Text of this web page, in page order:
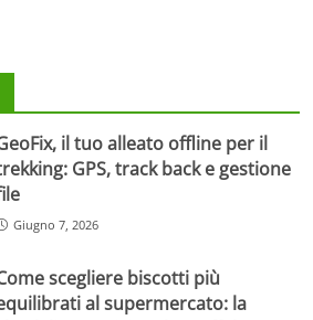
il tuo alleato offline per il
GPS, track back e gestione
Giugno 7, 2026
scegliere biscotti più
al supermercato: la